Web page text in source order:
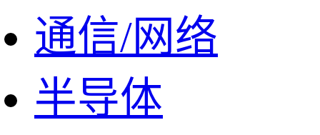
通信/网络
半导体